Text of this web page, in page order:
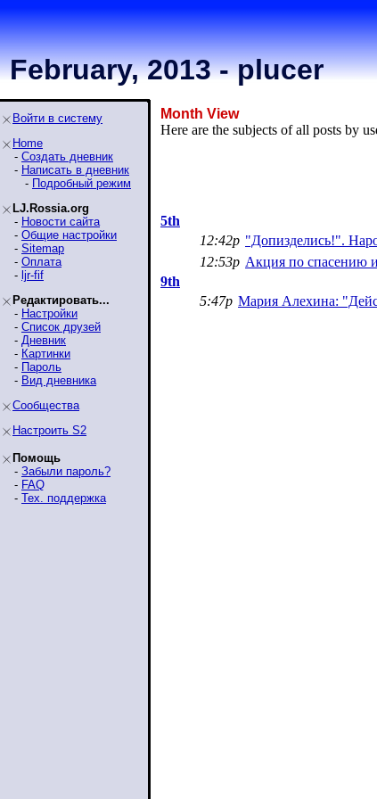
February, 2013 - plucer
Войти в систему
Home
- Создать дневник
- Написать в дневник
- Подробный режим
LJ.Rossia.org
- Новости сайта
- Общие настройки
- Sitemap
- Оплата
- ljr-fif
Редактировать...
- Настройки
- Список друзей
- Дневник
- Картинки
- Пароль
- Вид дневника
Сообщества
Настроить S2
Помощь
- Забыли пароль?
- FAQ
- Тех. поддержка
Month View
Here are the subjects of all posts by
5th
12:42p "Допизделись!".
12:53p Акция по спасению
9th
5:47p Мария Алехина: